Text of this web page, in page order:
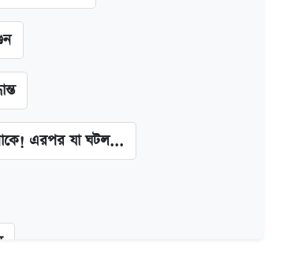
এরপর যা ঘটল...